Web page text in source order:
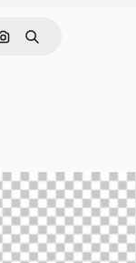
Pesquisar por imagem
Buscar